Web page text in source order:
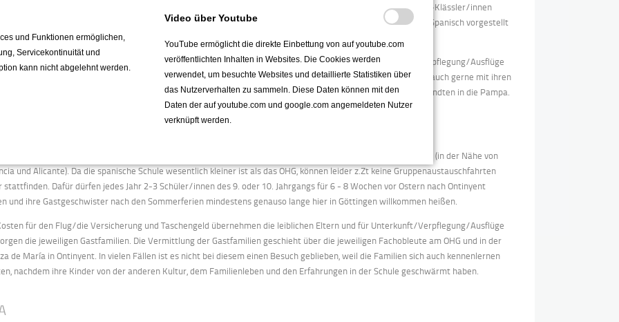
bis zum Abitur unterrichtet. Zu Beginn ihres Aufenthalts in Mar del Plata bekommen die deutschen 10-Klässler/innen
einwöchigen Einführungskurs, in dem sie die argentinische Kultur und die Besonderheiten des argentinischen Spanisch vorgestellt
Kosten für den Flug/die Versicherung und Taschengeld übernehmen die leiblichen Eltern und für Unterkunft/Verpflegung/Ausflüge
Die sehr warmherzigen und behütenden Gastfamilien reisen manchmal und auch gerne mit ihren
Kindern von Buenos Aires bis zu den Iguazú Wasserfällen, einige auch bis nach Patagonien oder zu Verwandten in die Pampa.
Wunder, dass nach dieser Erfahrung unsere Schüler unbedingt nochmal nach Mar del Plata reisen wollen.
2014 begann unser Schüleraustausch mit dem von Nonnen geführten Colegio PUREZA DE MARÍA in Ontinyent (in der Nähe von
und Alicante). Da die spanische Schule wesentlich kleiner ist als das OHG, können leider z.Zt keine Gruppenaustauschfahrten
stattfinden. Dafür dürfen jedes Jahr 2-3 Schüler/innen des 9. oder 10. Jahrgangs für 6 - 8 Wochen vor Ostern nach Ontinyent
und ihre Gastgeschwister nach den Sommerferien mindestens genauso lange hier in Göttingen willkommen heißen.
für den Flug/die Versicherung und Taschengeld übernehmen die leiblichen Eltern und für Unterkunft/Verpflegung/Ausflüge
die jeweiligen Gastfamilien. Die Vermittlung der Gastfamilien geschieht über die jeweiligen Fachobleute am OHG und in der
de María in Ontinyent. In vielen Fällen ist es nicht bei diesem einen Besuch geblieben, weil die Familien sich auch kennenlernen
nachdem ihre Kinder von der anderen Kultur, dem Familienleben und den Erfahrungen in der Schule geschwärmt haben.
und Funktionen ermöglichen,
Servicekontinuität und
kann nicht abgelehnt werden.
Video über Youtube
YouTube ermöglicht die direkte Einbettung von auf youtube.com
veröffentlichten Inhalten in Websites. Die Cookies werden
verwendet, um besuchte Websites und detaillierte Statistiken über
das Nutzerverhalten zu sammeln. Diese Daten können mit den
Daten der auf youtube.com und google.com angemeldeten Nutzer
verknüpft werden.